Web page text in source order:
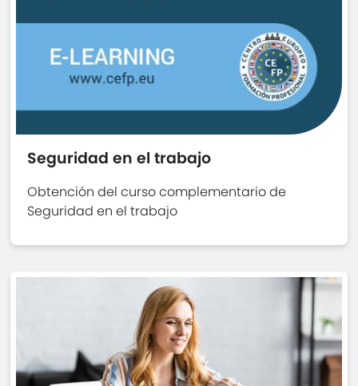
Seguridad en el trabajo
Obtención del curso complementario de
Seguridad en el trabajo